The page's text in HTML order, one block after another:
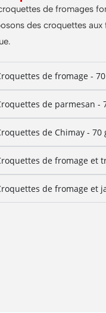
de fromages
des croquettes
de fromage -
de parmesan -
de Chimay - 70
de fromage et
de fromage et